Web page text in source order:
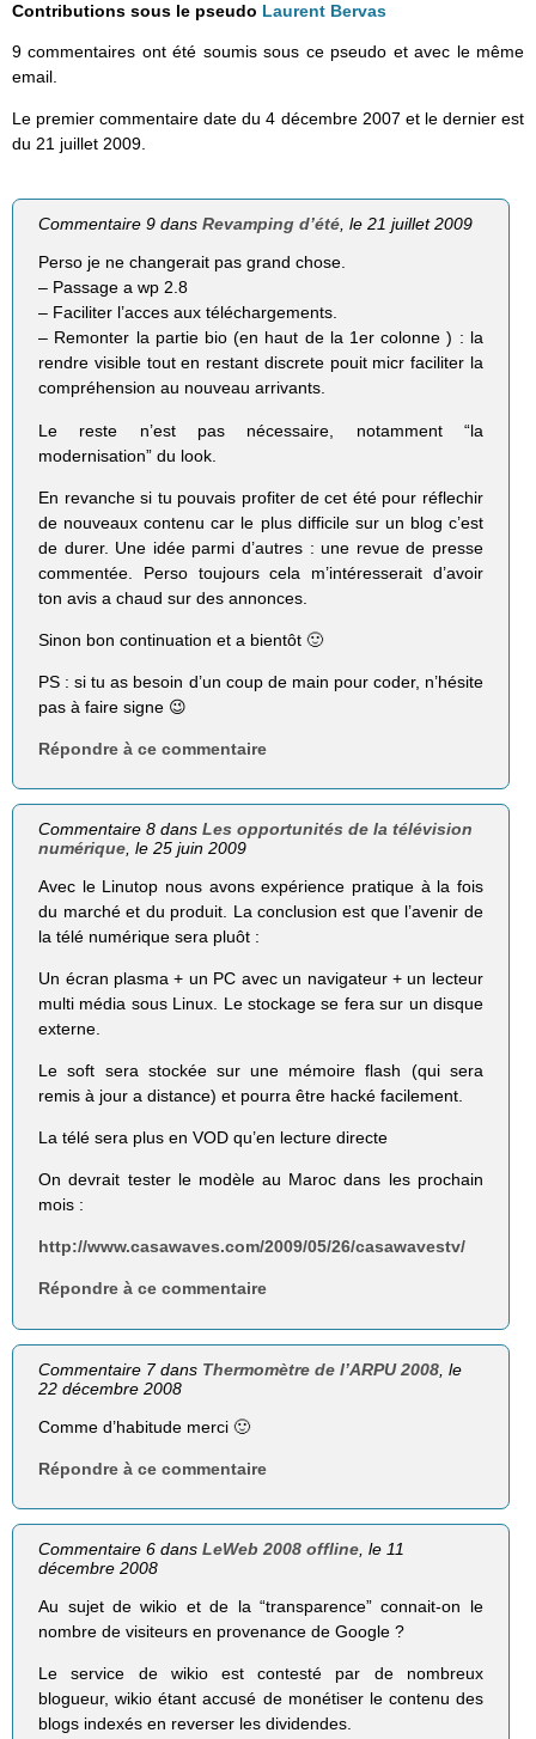
Contributions sous le pseudo Laurent Bervas
9 commentaires ont été soumis sous ce pseudo et avec le même
email.
Le premier commentaire date du 4 décembre 2007 et le dernier est
du 21 juillet 2009.
Commentaire 9 dansRevamping d’été, le 21 juillet 2009
Perso je ne changerait pas grand chose.
– Passage a wp 2.8
– Faciliter l’acces aux téléchargements.
– Remonter la partie bio (en haut de la 1er colonne ) : la
rendre visible tout en restant discrete pouit micr faciliter la
compréhension au nouveau arrivants.
Le reste n’est pas nécessaire, notamment “la
modernisation” du look.
En revanche si tu pouvais profiter de cet été pour réflechir
de nouveaux contenu car le plus difficile sur un blog c’est
de durer. Une idée parmi d’autres : une revue de presse
commentée. Perso toujours cela m’intéresserait d’avoir
ton avis a chaud sur des annonces.
Sinon bon continuation et a bientôt 🙂
PS : si tu as besoin d’un coup de main pour coder, n’hésite
pas à faire signe 😉
Répondre à ce commentaire
Commentaire 8 dansLes opportunités de la télévision
numérique , le 25 juin 2009
Avec le Linutop nous avons expérience pratique à la fois
du marché et du produit. La conclusion est que l’avenir de
la télé numérique sera pluôt :
Un écran plasma + un PC avec un navigateur + un lecteur
multi média sous Linux. Le stockage se fera sur un disque
externe.
Le soft sera stockée sur une mémoire flash (qui sera
remis à jour a distance) et pourra être hacké facilement.
La télé sera plus en VOD qu’en lecture directe
On devrait tester le modèle au Maroc dans les prochain
mois :
http://www.casawaves.com/2009/05/26/casawavestv/
Répondre à ce commentaire
Commentaire 7 dans Thermomètre de l’ARPU 2008 , le
22 décembre 2008
Comme d’habitude merci 🙂
Répondre à ce commentaire
Commentaire 6 dansLeWeb 2008 offline , le 11
décembre 2008
Au sujet de wikio et de la “transparence” connait-on le
nombre de visiteurs en provenance de Google ?
Le service de wikio est contesté par de nombreux
blogueur, wikio étant accusé de monétiser le contenu des
blogs indexés en reverser les dividendes.